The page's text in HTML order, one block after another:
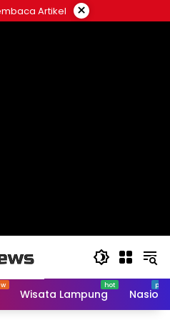
Artikel ×
Wisata Lampung